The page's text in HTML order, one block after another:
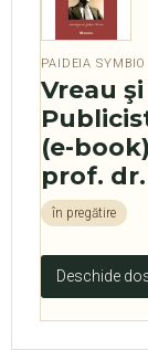
PAIDEIA
Vreau
(e-
prof.
în pregătire
Deschide